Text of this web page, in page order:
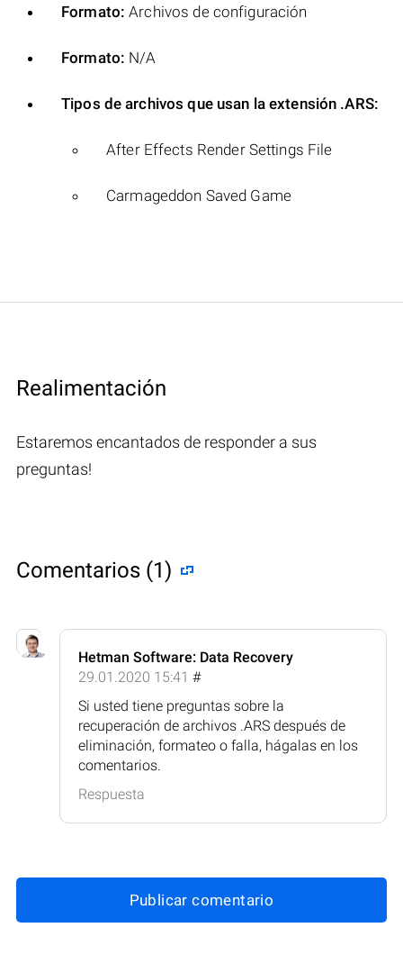
Formato: Archivos de configuración
Formato: N/A
Tipos de archivos que usan la extensión .ARS:
After Effects Render Settings File
Carmageddon Saved Game
Realimentación
Estaremos encantados de responder a sus
preguntas!
Comentarios (1)
Hetman Software: Data Recovery
29.01.2020 15:41 #
Si usted tiene preguntas sobre la
recuperación de archivos .ARS después de
eliminación, formateo o falla, hágalas en los
comentarios.
Respuesta
Publicar comentario